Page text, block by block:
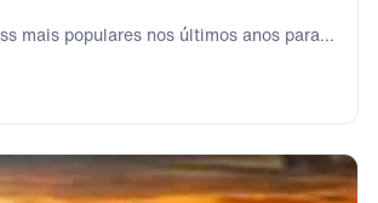
mais populares nos últimos anos para